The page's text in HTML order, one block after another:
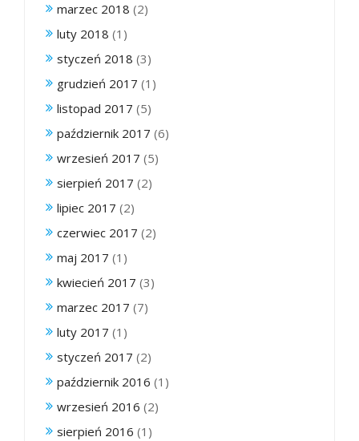
marzec 2018 (2)
luty 2018 (1)
styczeń 2018 (3)
grudzień 2017 (1)
listopad 2017 (5)
październik 2017 (6)
wrzesień 2017 (5)
sierpień 2017 (2)
lipiec 2017 (2)
czerwiec 2017 (2)
maj 2017 (1)
kwiecień 2017 (3)
marzec 2017 (7)
luty 2017 (1)
styczeń 2017 (2)
październik 2016 (1)
wrzesień 2016 (2)
sierpień 2016 (1)